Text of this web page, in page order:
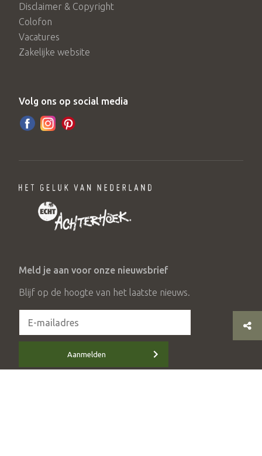
Disclaimer & Copyright
Colofon
Vacatures
Zakelijke website
Volg ons op social media
Meld je aan voor onze nieuwsbrief
Blijf op de hoogte van het laatste nieuws.
Aanmelden